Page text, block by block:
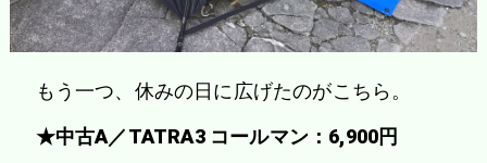
もう一つ、休みの日に広げたのがこちら。
★中古A／TATRA3 コールマン：6,900円